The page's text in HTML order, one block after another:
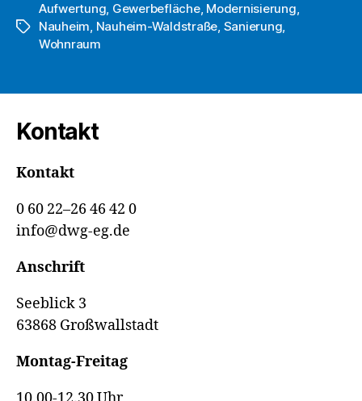
in
Nauheim:
eG
Schlagwörter
Aufwertung, Gewerbefläche, Modernisierung,
Nauheim, Nauheim-Waldstraße, Sanierung,
Wohnraum
Kontakt
Kontakt
0 60 22–26 46 42 0
info@dwg-eg.de
Anschrift
Seeblick 3
63868 Großwallstadt
Montag-Freitag